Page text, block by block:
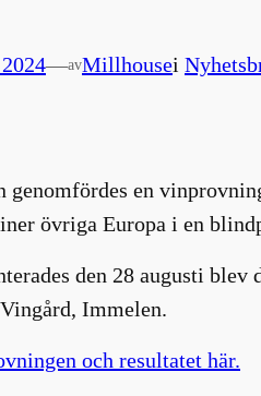
—avMillhousei
genomfördes en
övriga Europa i en
den 28 augusti
Immelen.
och resultatet här.